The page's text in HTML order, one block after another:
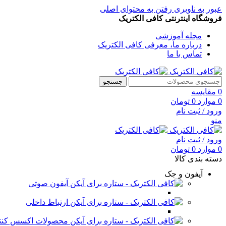
عبور به ناوبری رفتن به محتوای اصلی
فروشگاه اینترنتی کافی الکتریک
مجله آموزشی
درباره ما، معرفی کافی الکتریک
تماس با ما
جستجو
0 مقایسه
0 موارد 0 تومان
ورود / ثبت نام
منو
ورود / ثبت نام
0 موارد 0 تومان
دسته بندی کالا
آیفون و جک
آیفون صوتی
ارتباط داخلی
محصولات اکسس